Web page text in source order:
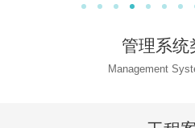
管理系统
Management